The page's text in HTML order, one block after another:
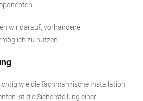
wir darauf, vorhandene
zu nutzen.
wie die fachmännische Installation
ist die Sicherstellung einer